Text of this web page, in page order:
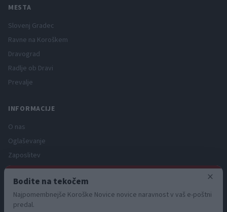
MESTA
Slovenj Gradec
Ravne na Koroškem
Dravograd
Radlje ob Dravi
Prevalje
INFORMACIJE
O nas
Oglaševanje
Zaposlitev
Pravno obvestilo
Zasebnost in piškotki
Storitve
×
Bodite na tekočem
Najpomembnejše Koroške Novice novice naravnost v vaš e-poštni
predal.